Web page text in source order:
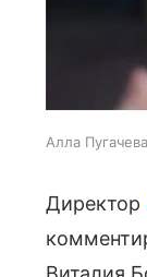
Алла
Директор